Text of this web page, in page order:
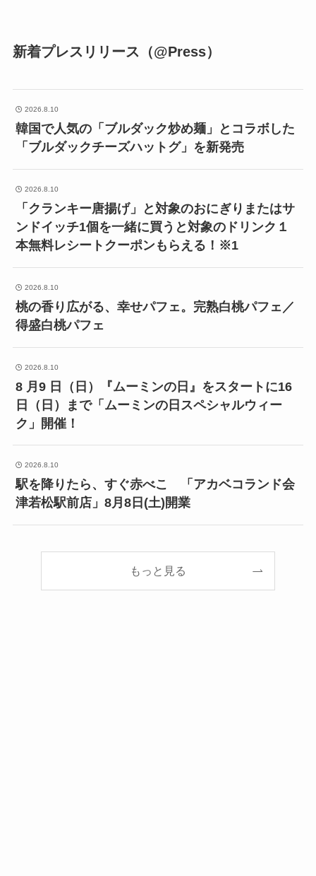
新着プレスリリース（@Press）
2026.8.10
韓国で人気の「ブルダック炒め麺」とコラボした
「ブルダックチーズハットグ」を新発売
2026.8.10
「クランキー唐揚げ」と対象のおにぎりまたはサ
ンドイッチ1個を一緒に買うと対象のドリンク１
本無料レシートクーポンもらえる！※1
2026.8.10
桃の香り広がる、幸せパフェ。完熟白桃パフェ／
得盛白桃パフェ
2026.8.10
8 月9 日（日）『ムーミンの日』をスタートに16
日（日）まで「ムーミンの日スペシャルウィー
ク」開催！
2026.8.10
駅を降りたら、すぐ赤べこ 「アカベコランド会
津若松駅前店」8月8日(土)開業
もっと見る